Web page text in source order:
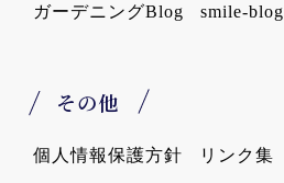
ガーデニングBlog smile-blog
その他
個人情報保護方針 リンク集